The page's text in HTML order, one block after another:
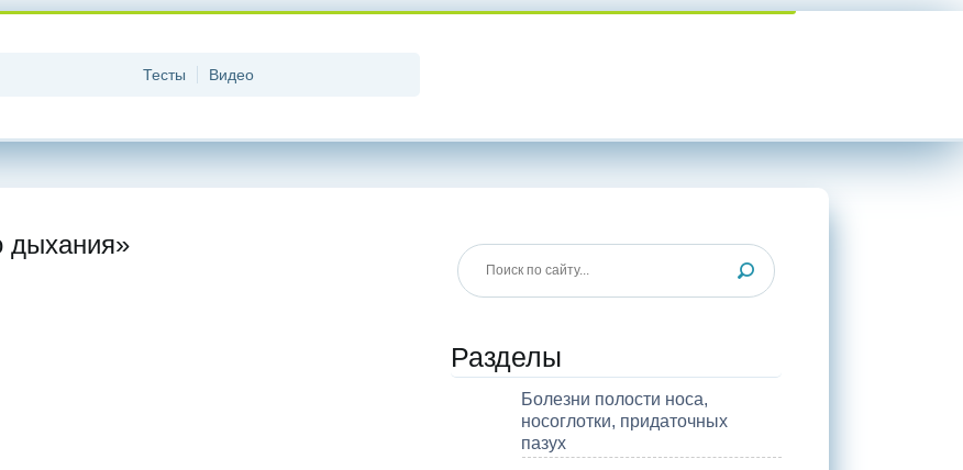
Тесты Видео
дыхания»
Разделы
Болезни полости носа,
носоглотки, придаточных
пазух